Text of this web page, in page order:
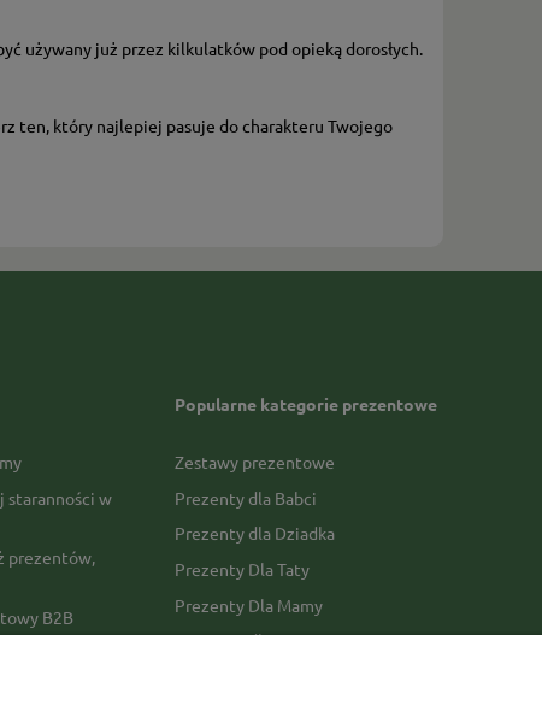
używany już przez kilkulatków pod opieką dorosłych.
ten, który najlepiej pasuje do charakteru Twojego
staranności w
prezentów,
B2B
Popularne kategorie prezentowe
Zestawy prezentowe
Prezenty dla Babci
Prezenty dla Dziadka
Prezenty Dla Taty
Prezenty Dla Mamy
Prezenty dla Faceta